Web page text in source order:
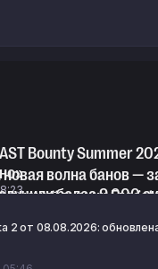
Bounty Summer
новая волна банов —
более 9 000
турнир
#1 по CS2
2 от 08.08.2026: